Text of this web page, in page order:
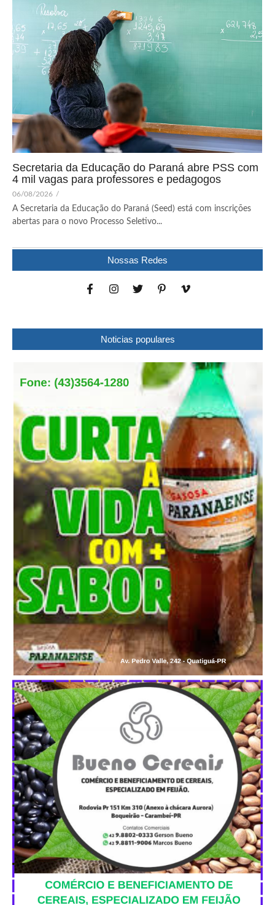
Secretaria da Educação do Paraná abre PSS com
4 mil vagas para professores e pedagogos
06/08/2026 /
A Secretaria da Educação do Paraná (Seed) está com inscrições
abertas para o novo Processo Seletivo...
Nossas Redes
Noticias populares